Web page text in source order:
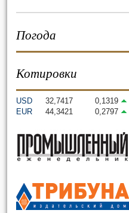
Погода
Котировки
USD 32,7417
0,1319
EUR
44,3421 0,2797